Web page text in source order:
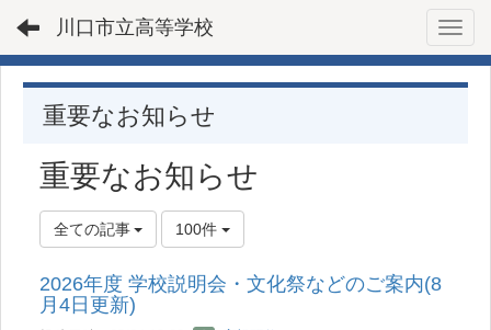
川口市立高等学校
重要なお知らせ
重要なお知らせ
全ての記事 100件
2026年度 学校説明会・文化祭などのご案内(8
月4日更新)